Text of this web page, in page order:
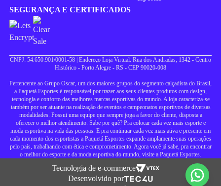
SEGURANÇA E CERTIFICADOS
CNPJ: 54.650.901/0001-58 | Endereço Loja Virtual: Rua dos Andradas, 1342 - Centro
Histórico - Porto Alegre - RS - CEP 90020-008
Pertencente ao Grupo Oscar, um dos maiores grupos do segmento calçadista do Brasil,
a Paquetá Esportes é responsável por trazer aos seus clientes produtos com design,
tecnologia e conforto das melhores marcas esportivas do mundo. A loja caracteriza-se
também por ser atuante na realização de eventos e campeonatos esportivos de diversas
modalidades. Possui uma equipe que sempre joga a favor do cliente, disposta a
oferecer o melhor atendimento. Sabe por quê? Pra colocar cada vez mais esporte e
moda esportiva na vida das pessoas. E pra continuar cada vez mais ativa e presente em
cada momento dos esportistas a Paquetá Esportes expande amplamente suas operações
pelo país, trabalhando com ética e comprometimento. Agora você já sabe, pra encontrar
o melhor do esporte e da moda esportiva do mundo, visite a Paquetá Esportes.
Tecnologia de e-commerce
Desenvolvido por